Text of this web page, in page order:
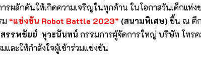
ผลักดันให้เกิดความเจริญในทุกด้าน ในโอกาสวันเด็กแห่
ม “แข่งขัน Robot Battle 2023” (สนามพิเศษ) ขึ้น ณ ตึก
รพชัยย์ หุวะนันทน์ กรรมการผู้จัดการใหญ่ บริษัท โทร
ละให้กำลังใจผู้เข้าร่วมแข่งขัน